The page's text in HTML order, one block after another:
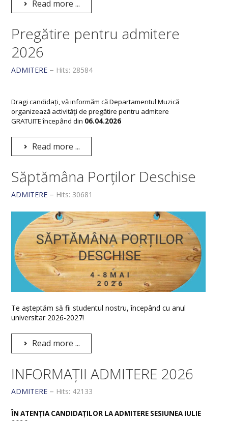
Read more ...
Pregătire pentru admitere
2026
ADMITERE Hits: 28584
Dragi candidați, vă informăm că Departamentul Muzică
organizează activităţi de pregătire pentru admitere
GRATUITE începând din 06.04.2026
Read more ...
Săptămâna Porților Deschise
ADMITERE Hits: 30681
Te așteptăm să fii studentul nostru, începând cu anul
universitar 2026-2027!
Read more ...
INFORMAȚII ADMITERE 2026
ADMITERE Hits: 42133
ÎN ATENȚIA CANDIDAȚILOR LA ADMITERE SESIUNEA IULIE